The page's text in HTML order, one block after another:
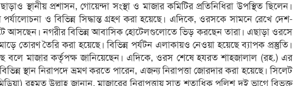
স্থানীয় প্রশাসন, গোয়েন্দা সংস্থা ও মাজার কমিটির প্রতিনিধিরা উপস্থিত ছিলেন।
পর্যালোচনা ও বিভিন্ন সিদ্ধান্ত গ্রহণ করা হয়েছে। এদিকে, ওরসকে সামনে রেখে দেশ-
আসছেন। নগরীর বিভিন্ন আবাসিক হোটেলগুলোতে ভিড় করছেন তারা। এছাড়া ওরসে
তোরণ তৈরি করা হয়েছে। বিভিন্ন পর্যটন এলাকায়ও নেওয়া হয়েছে ব্যাপক প্রস্তুতি।
বলে মাজার কর্তৃপক্ষ জানিয়েছেন। এদিকে, ওরস শেষে হযরত শাহজালাল (রহ.) এর
স্থান নিরাপদে ভ্রমণ করতে পারেন, এজন্য নিরাপত্তা জোরদার করা হয়েছে। সিলেট
রহমত উল্লাহ জানান, মাজারের নিরাপত্তায় সাত শতাধিক পুলিশ দুই ভাগে বিভক্ত